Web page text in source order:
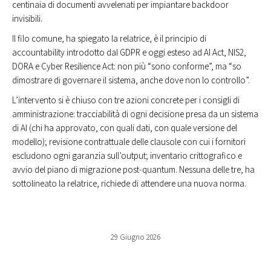
centinaia di documenti avvelenati per impiantare backdoor
invisibili.
Il filo comune, ha spiegato la relatrice, è il principio di
accountability introdotto dal GDPR e oggi esteso ad AI Act, NIS2,
DORA e Cyber Resilience Act: non più “sono conforme”, ma “so
dimostrare di governare il sistema, anche dove non lo controllo”.
L’intervento si è chiuso con tre azioni concrete per i consigli di
amministrazione: tracciabilità di ogni decisione presa da un sistema
di AI (chi ha approvato, con quali dati, con quale versione del
modello); revisione contrattuale delle clausole con cui i fornitori
escludono ogni garanzia sull’output; inventario crittografico e
avvio del piano di migrazione post-quantum. Nessuna delle tre, ha
sottolineato la relatrice, richiede di attendere una nuova norma.
29 Giugno 2026